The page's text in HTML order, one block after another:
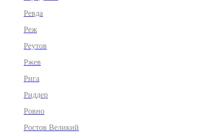
Ревда
Реж
Реутов
Ржев
Рига
Риддер
Ровно
Ростов Великий